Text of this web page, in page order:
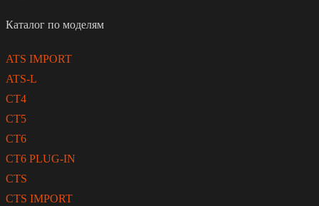
Каталог по моделям
ATS IMPORT
ATS-L
CT4
CT5
CT6
CT6 PLUG-IN
CTS
CTS IMPORT